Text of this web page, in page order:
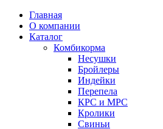
Главная
О компании
Каталог
Комбикорма
Несушки
Бройлеры
Индейки
Перепела
КРС и МРС
Кролики
Свиньи